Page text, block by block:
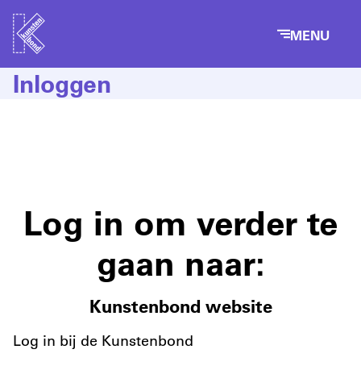
MENU
Inloggen
Log in om verder te
gaan naar:
Kunstenbond website
Log in bij de Kunstenbond